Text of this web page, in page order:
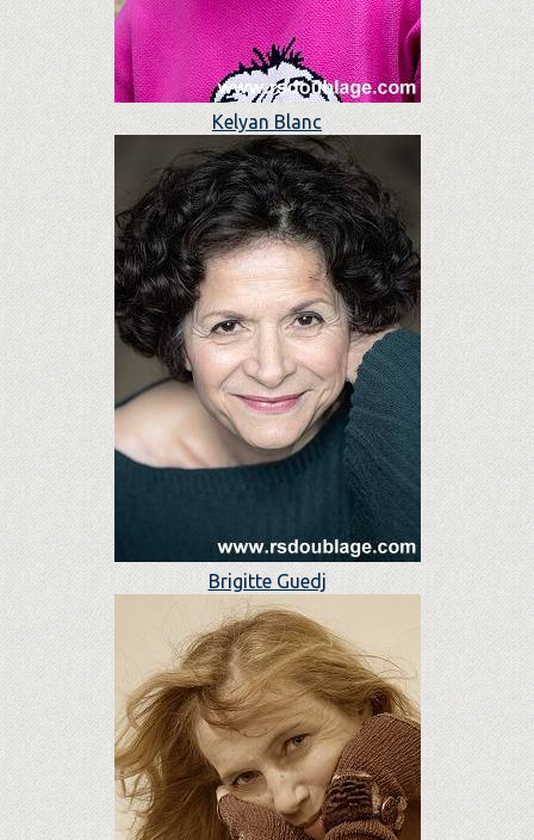
Kelyan Blanc
Brigitte Guedj